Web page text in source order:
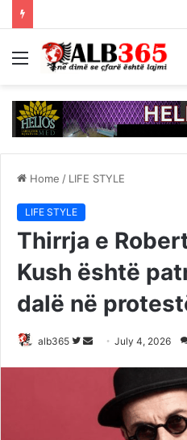
Menu
Home / LIFE STYLE
LIFE STYLE
Thirrja e
Kush është
dalë në
alb365
Follow
Twitter
Send
email
July 4, 2026